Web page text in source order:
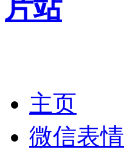
主页
微信表情